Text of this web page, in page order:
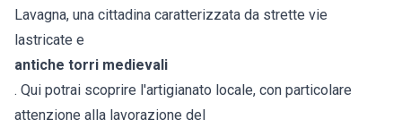
Lavagna, una cittadina caratterizzata da strette vie
lastricate e
antiche torri medievali
. Qui potrai scoprire l'artigianato locale, con particolare
attenzione alla lavorazione del